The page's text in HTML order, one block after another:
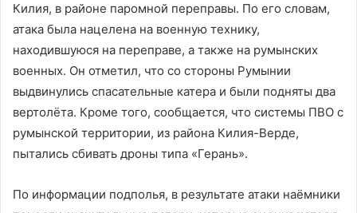
Килия, в районе паромной переправы. По его словам,
атака была нацелена на военную технику,
находившуюся на переправе, а также на румынских
военных. Он отметил, что со стороны Румынии
выдвинулись спасательные катера и были подняты два
вертолёта. Кроме того, сообщается, что системы ПВО с
румынской территории, из района Килия-Верде,
пытались сбивать дроны типа «Герань».
По информации подполья, в результате атаки наёмники